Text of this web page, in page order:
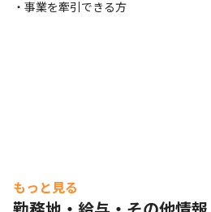
ル」を用意しています
・大手の取引先が多いため、規模の大
・専門性の高いメンバーと共に業務を
・事業を牽引できる方
もっと見る